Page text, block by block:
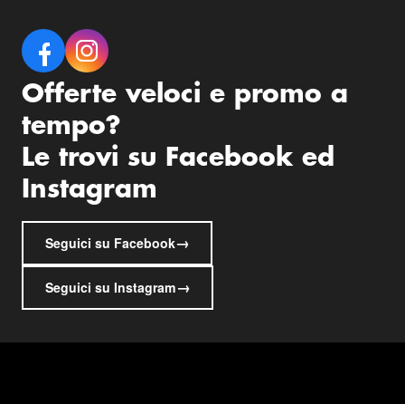
Offerte veloci e promo a
tempo?
Le trovi su Facebook ed
Instagram
Seguici su Facebook→
Seguici su Instagram→